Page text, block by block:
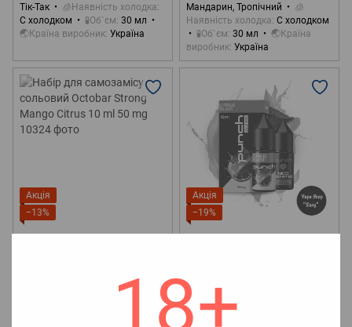
18+
Тік-Так
🧊Наявність холодка
С холодком
🧪Об`єм 30 мл
🌏Країна виробник Україна
Мандарин, Тропічний
🧊
Наявність холодка С холодком
🧪Об`єм 30 мл
🌏Країна
виробник Україна
Акція
−13%
Mango Citrus 10 ml 50 mg
Акція
−19%
ml 50 mg
170 грн